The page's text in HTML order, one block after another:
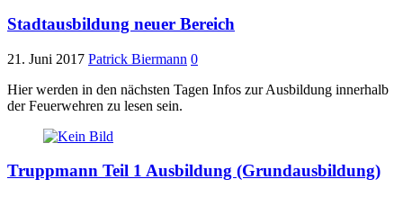
Stadtausbildung neuer Bereich
21. Juni 2017 Patrick Biermann 0
Hier werden in den nächsten Tagen Infos zur Ausbildung innerhalb
der Feuerwehren zu lesen sein.
Truppmann Teil 1 Ausbildung (Grundausbildung)